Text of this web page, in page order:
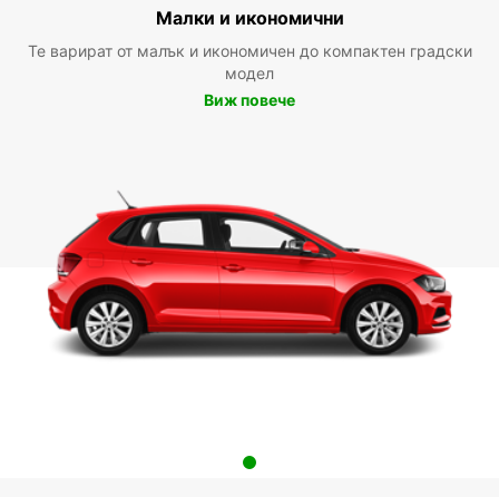
Малки и икономични
Те варират от малък и икономичен до компактен градски
модел
Виж повече